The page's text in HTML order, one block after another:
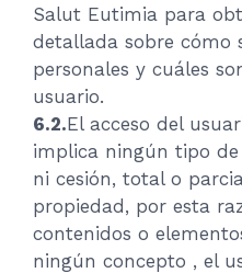
Salut Eutimia para
detallada sobre cómo
personales y cuáles
usuario.
6.2.El acceso del
implica ningún tipo
ni cesión, total o
propiedad, por esta
contenidos o
ningún concepto , el